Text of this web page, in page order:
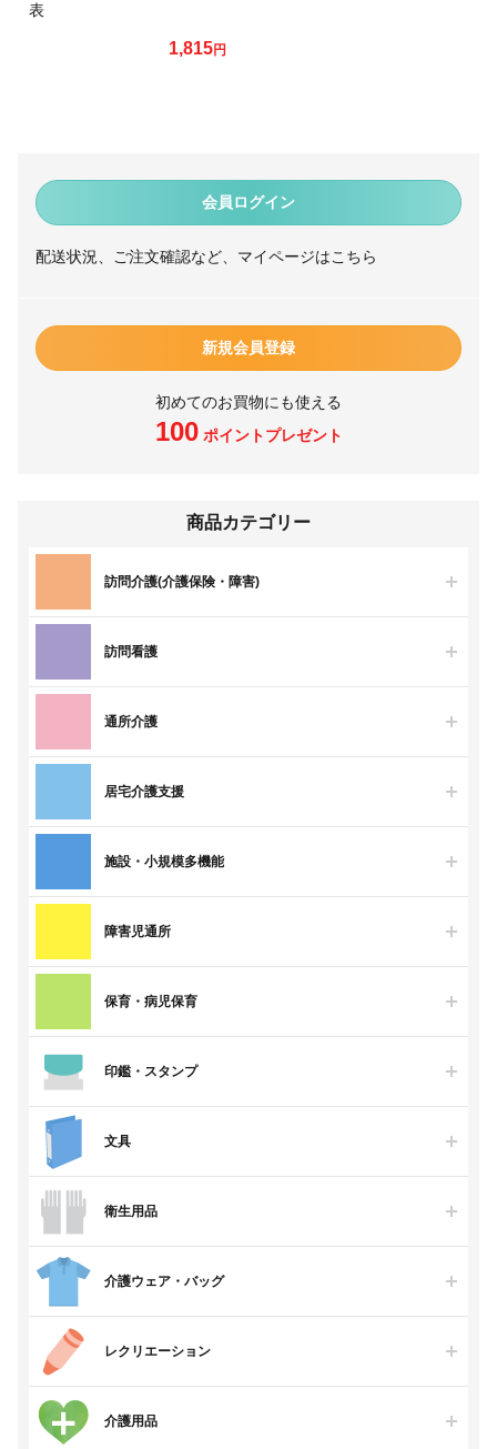
会員ログイン
配送状況、ご注文確認など、マイページはこちら
新規会員登録
初めてのお買物にも使える
100ポイントプレゼント
商品カテゴリー
訪問介護(介護保険・障害)
訪問看護
通所介護
居宅介護支援
施設・小規模多機能
障害児通所
保育・病児保育
印鑑・スタンプ
文具
衛生用品
介護ウェア・バッグ
レクリエーション
介護用品
表
1,815円